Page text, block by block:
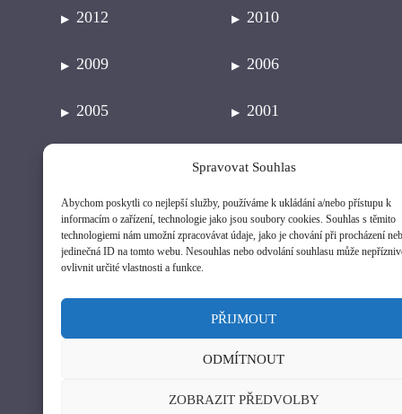
Spravovat Souhlas
Abychom poskytli co nejlepší služby, používáme k ukládání a/nebo přístupu k
informacím o zařízení, technologie jako jsou soubory cookies. Souhlas s těmito
technologiemi nám umožní zpracovávat údaje, jako je chování při procházení
jedinečná ID na tomto webu. Nesouhlas nebo odvolání souhlasu může
ovlivnit určité vlastnosti a funkce.
PŘIJMOUT
ODMÍTNOUT
ZOBRAZIT PŘEDVOLBY
2012 2010
2009 2006
2005 2001
ODBĚR NOVINEK
osobních údajů podle zákona č. 101/2000 Sb., Zákon o ochraně
osobních údajů. Osobní údaje mohou být vymazány na základě